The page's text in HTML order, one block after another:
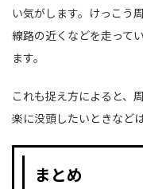
い気がします。けっこう
線路の近くなどを走って
ます。
これも捉え方によると、
楽に没頭したいときなど
まとめ